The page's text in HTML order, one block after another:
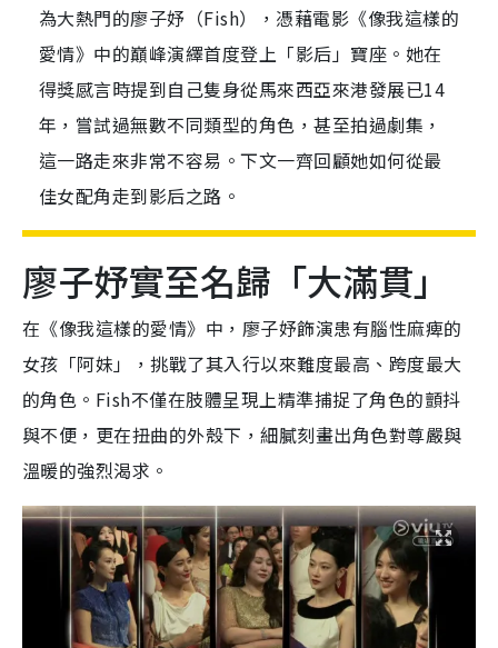
為大熱門的廖子妤（Fish），憑藉電影《像我這樣的
愛情》中的巔峰演繹首度登上「影后」寶座。她在
得獎感言時提到自己隻身從馬來西亞來港發展已14
年，嘗試過無數不同類型的角色，甚至拍過劇集，
這一路走來非常不容易。下文一齊回顧她如何從最
佳女配角走到影后之路。
廖子妤實至名歸「大滿貫」
在《像我這樣的愛情》中，廖子妤飾演患有腦性麻痺的
女孩「阿妹」，挑戰了其入行以來難度最高、跨度最大
的角色。Fish不僅在肢體呈現上精準捕捉了角色的顫抖
與不便，更在扭曲的外殼下，細膩刻畫出角色對尊嚴與
溫暖的強烈渴求。